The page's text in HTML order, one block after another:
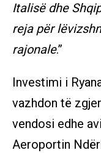
Italisë dhe
reja për
rajonale.”
Investimi i
vazhdon të
vendosi edhe
Aeroportin